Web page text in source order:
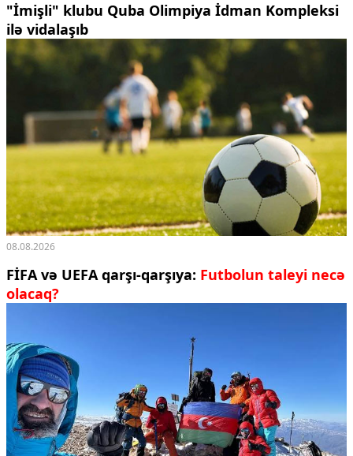
"İmişli" klubu Quba Olimpiya İdman Kompleksi
ilə vidalaşıb
08.08.2026
FİFA və UEFA qarşı-qarşıya: Futbolun taleyi necə
olacaq?